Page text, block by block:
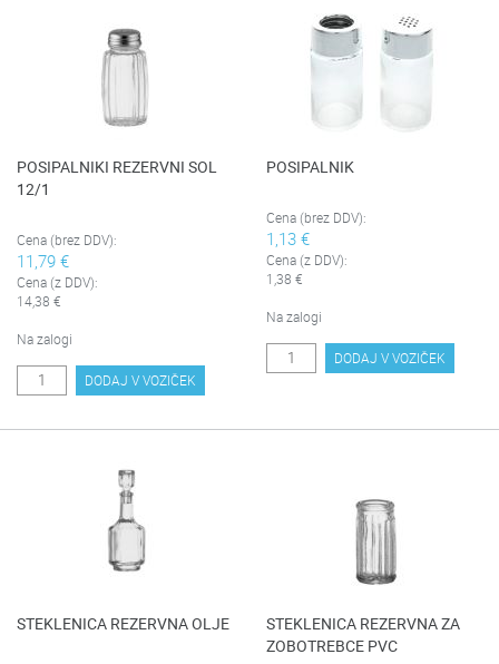
POSIPALNIKI REZERVNI SOL
12/1
Cena (brez DDV):
11,79 €
Cena (z DDV):
14,38 €
Na zalogi
DODAJ V VOZIČEK
POSIPALNIK
Cena (brez DDV):
1,13 €
Cena (z DDV):
1,38 €
Na zalogi
DODAJ V VOZIČEK
STEKLENICA REZERVNA OLJE
STEKLENICA REZERVNA ZA
ZOBOTREBCE PVC